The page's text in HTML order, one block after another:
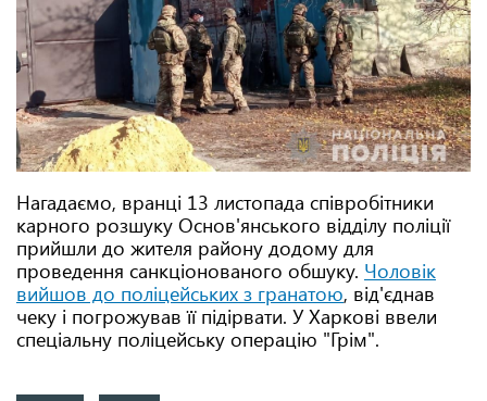
Нагадаємо, вранці 13 листопада співробітники
карного розшуку Основ'янського відділу поліції
прийшли до жителя району додому для
проведення санкціонованого обшуку. Чоловік
вийшов до поліцейських з гранатою, від'єднав
чеку і погрожував її підірвати. У Харкові ввели
спеціальну поліцейську операцію "Грім".